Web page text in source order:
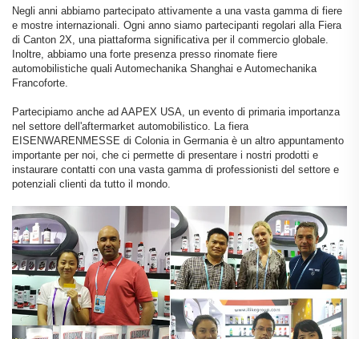
Negli anni abbiamo partecipato attivamente a una vasta gamma di fiere
e mostre internazionali. Ogni anno siamo partecipanti regolari alla Fiera
di Canton 2X, una piattaforma significativa per il commercio globale.
Inoltre, abbiamo una forte presenza presso rinomate fiere
automobilistiche quali Automechanika Shanghai e Automechanika
Francoforte.
Partecipiamo anche ad AAPEX USA, un evento di primaria importanza
nel settore dell'aftermarket automobilistico. La fiera
EISENWARENMESSE di Colonia in Germania è un altro appuntamento
importante per noi, che ci permette di presentare i nostri prodotti e
instaurare contatti con una vasta gamma di professionisti del settore e
potenziali clienti da tutto il mondo.